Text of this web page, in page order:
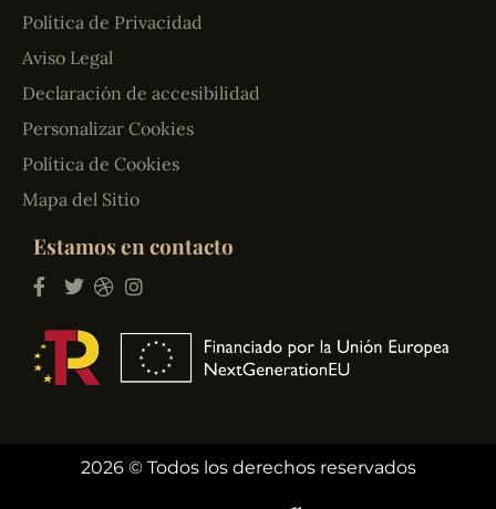
Política de Privacidad
Aviso Legal
Declaración de accesibilidad
Personalizar Cookies
Política de Cookies
Mapa del Sitio
Estamos en contacto
2026 © Todos los derechos reservados